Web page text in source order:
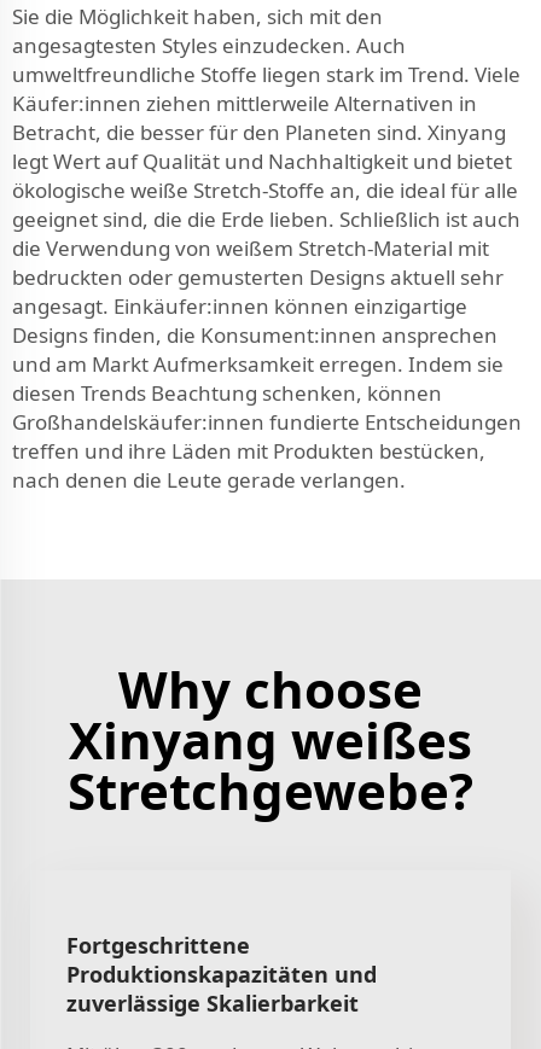
Sie die Möglichkeit haben, sich mit den
angesagtesten Styles einzudecken. Auch
umweltfreundliche Stoffe liegen stark im Trend. Viele
Käufer:innen ziehen mittlerweile Alternativen in
Betracht, die besser für den Planeten sind. Xinyang
legt Wert auf Qualität und Nachhaltigkeit und bietet
ökologische weiße Stretch-Stoffe an, die ideal für alle
geeignet sind, die die Erde lieben. Schließlich ist auch
die Verwendung von weißem Stretch-Material mit
bedruckten oder gemusterten Designs aktuell sehr
angesagt. Einkäufer:innen können einzigartige
Designs finden, die Konsument:innen ansprechen
und am Markt Aufmerksamkeit erregen. Indem sie
diesen Trends Beachtung schenken, können
Großhandelskäufer:innen fundierte Entscheidungen
treffen und ihre Läden mit Produkten bestücken,
nach denen die Leute gerade verlangen.
Why choose
Xinyang weißes
Stretchgewebe?
Fortgeschrittene
Produktionskapazitäten und
zuverlässige Skalierbarkeit